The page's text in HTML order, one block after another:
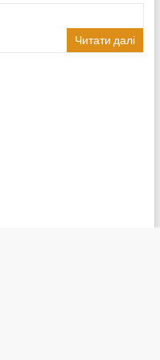
Читати далі